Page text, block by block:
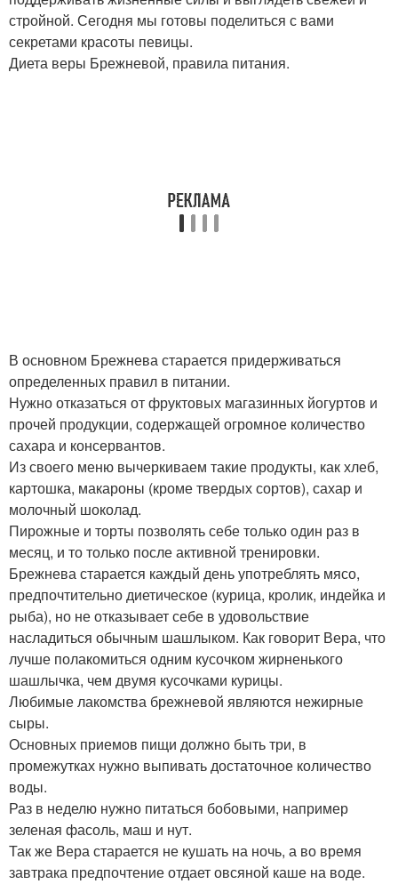
стройной. Сегодня мы готовы поделиться с вами
секретами красоты певицы.
Диета веры Брежневой, правила питания.
В основном Брежнева старается придерживаться
определенных правил в питании.
Нужно отказаться от фруктовых магазинных йогуртов и
прочей продукции, содержащей огромное количество
сахара и консервантов.
Из своего меню вычеркиваем такие продукты, как хлеб,
картошка, макароны (кроме твердых сортов), сахар и
молочный шоколад.
Пирожные и торты позволять себе только один раз в
месяц, и то только после активной тренировки.
Брежнева старается каждый день употреблять мясо,
предпочтительно диетическое (курица, кролик, индейка и
рыба), но не отказывает себе в удовольствие
насладиться обычным шашлыком. Как говорит Вера, что
лучше полакомиться одним кусочком жирненького
шашлычка, чем двумя кусочками курицы.
Любимые лакомства брежневой являются нежирные
сыры.
Основных приемов пищи должно быть три, в
промежутках нужно выпивать достаточное количество
воды.
Раз в неделю нужно питаться бобовыми, например
зеленая фасоль, маш и нут.
Так же Вера старается не кушать на ночь, а во время
завтрака предпочтение отдает овсяной каше на воде.